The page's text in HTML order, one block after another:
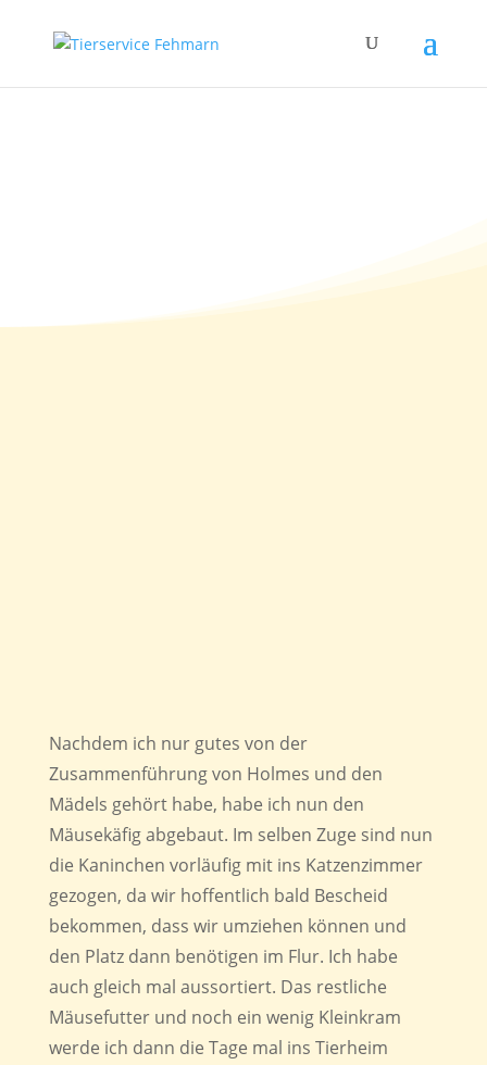
Nachdem ich nur gutes von der
Zusammenführung von Holmes und den
Mädels gehört habe, habe ich nun den
Mäusekäfig abgebaut. Im selben Zuge sind nun
die Kaninchen vorläufig mit ins Katzenzimmer
gezogen, da wir hoffentlich bald Bescheid
bekommen, dass wir umziehen können und
den Platz dann benötigen im Flur. Ich habe
auch gleich mal aussortiert. Das restliche
Mäusefutter und noch ein wenig Kleinkram
werde ich dann die Tage mal ins Tierheim